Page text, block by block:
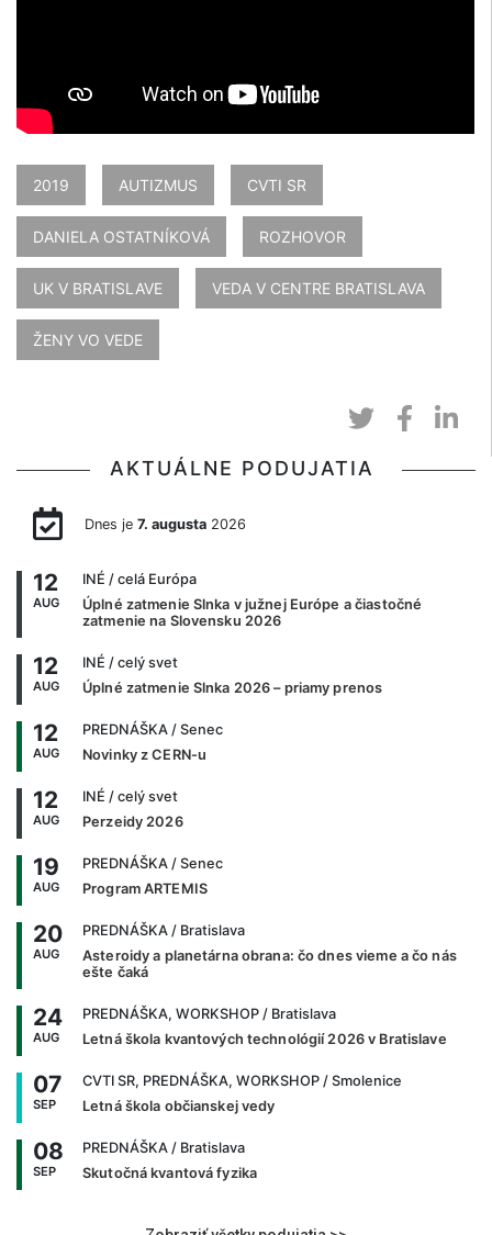
2019 AUTIZMUS CVTI SR
DANIELA OSTATNÍKOVÁ ROZHOVOR
UK V BRATISLAVE VEDA V CENTRE BRATISLAVA
ŽENY VO VEDE
AKTUÁLNE PODUJATIA
Dnes je 7. augusta2026
12
AUG
INÉ / celá Európa
Úplné zatmenie Slnka v južnej Európe a čiastočné
zatmenie na Slovensku 2026
12
AUG
INÉ / celý svet
Úplné zatmenie Slnka 2026 – priamy prenos
12
AUG
PREDNÁŠKA / Senec
Novinky z CERN-u
12
AUG
INÉ / celý svet
Perzeidy 2026
19
AUG
PREDNÁŠKA / Senec
Program ARTEMIS
20
AUG
PREDNÁŠKA / Bratislava
Asteroidy a planetárna obrana: čo dnes vieme a čo nás
ešte čaká
24
AUG
PREDNÁŠKA, WORKSHOP / Bratislava
Letná škola kvantových technológií 2026 v Bratislave
07
SEP
CVTI SR, PREDNÁŠKA, WORKSHOP / Smolenice
Letná škola občianskej vedy
08
SEP
PREDNÁŠKA / Bratislava
Skutočná kvantová fyzika